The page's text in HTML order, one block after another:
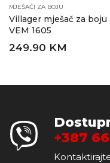
MJEŠAČI ZA BOJU
Villager mješač za boju
VEM 1605
249.90 KM
+387